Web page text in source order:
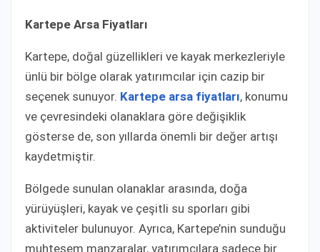
Kartepe Arsa Fiyatları
Kartepe, doğal güzellikleri ve kayak merkezleriyle
ünlü bir bölge olarak yatırımcılar için cazip bir
seçenek sunuyor. Kartepe arsa fiyatları, konumu
ve çevresindeki olanaklara göre değişiklik
gösterse de, son yıllarda önemli bir değer artışı
kaydetmiştir.
Bölgede sunulan olanaklar arasında, doğa
yürüyüşleri, kayak ve çeşitli su sporları gibi
aktiviteler bulunuyor. Ayrıca, Kartepe’nin sunduğu
muhteşem manzaralar, yatırımcılara sadece bir